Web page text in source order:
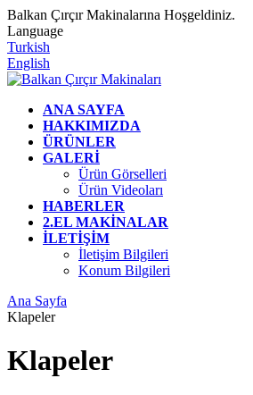
Balkan Çırçır Makinalarına Hoşgeldiniz.
Language
Turkish
English
ANA SAYFA
HAKKIMIZDA
ÜRÜNLER
GALERİ
Ürün Görselleri
Ürün Videoları
HABERLER
2.EL MAKİNALAR
İLETİŞİM
İletişim Bilgileri
Konum Bilgileri
Ana Sayfa
Klapeler
Klapeler